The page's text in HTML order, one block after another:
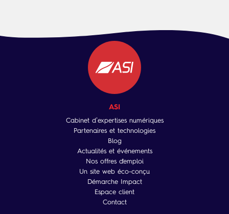
ASI
Cabinet d’expertises numériques
Partenaires et technologies
Blog
Actualités et événements
Nos offres d'emploi
Un site web éco-conçu
Démarche Impact
Espace client
Contact